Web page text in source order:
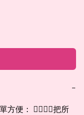
−
便： 👉🏻👉🏻把所